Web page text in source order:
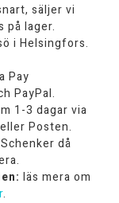
säljer vi
på lager.
i Helsingfors.
Pay
PayPal.
1-3 dagar via
Posten.
då
läs mera om
.